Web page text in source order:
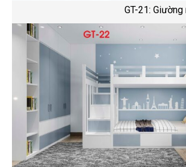
GT-21: Giường ngủ